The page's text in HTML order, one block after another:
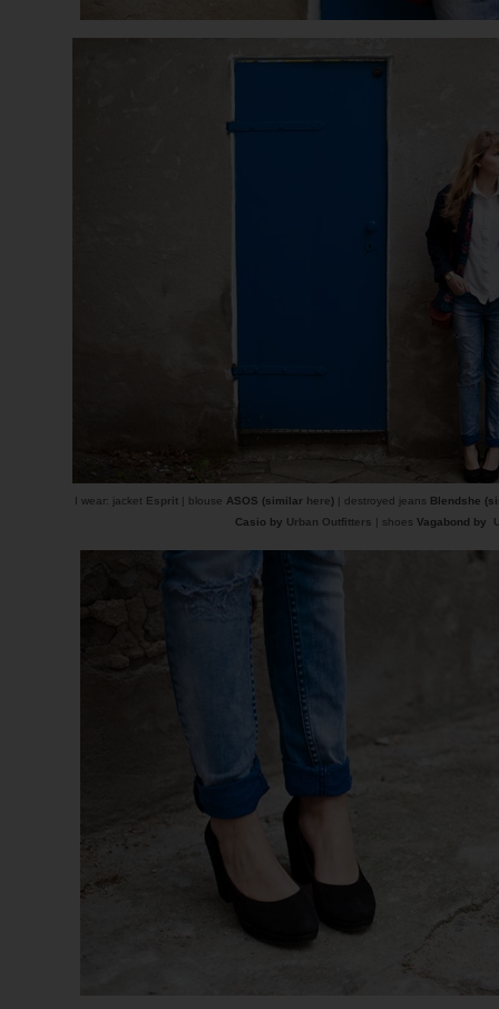
I wear: jacket Esprit | blouse ASOS (similar here) | destroyed jeans Blendshe
Casio by Urban Outfitters | shoes Vagabond by